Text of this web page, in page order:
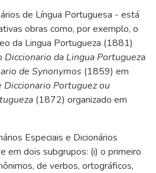
de Língua Portuguesa - está
obras como, por exemplo, o
da Lingua Portugueza (1881)
Diccionario da Lingua Portugueza
de Synonymos (1859) em
Diccionario Portuguez ou
(1872) organizado em
Especiais e Dicionários
em dois subgrupos: (i) o primeiro
de verbos, ortográficos,